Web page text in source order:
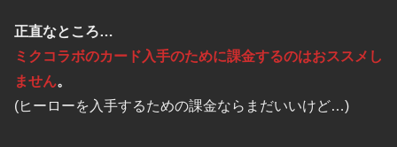
正直なところ…
ミクコラボのカード入手のために課金するのはおススメし
ません。
(ヒーローを入手するための課金ならまだいいけど…)